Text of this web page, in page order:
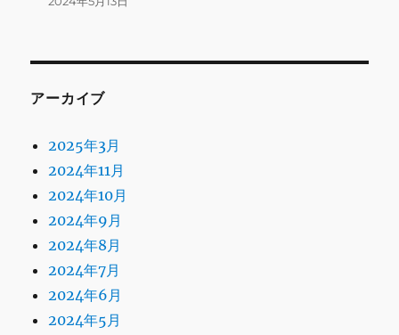
アーカイブ
2025年3月
2024年11月
2024年10月
2024年9月
2024年8月
2024年7月
2024年6月
2024年5月